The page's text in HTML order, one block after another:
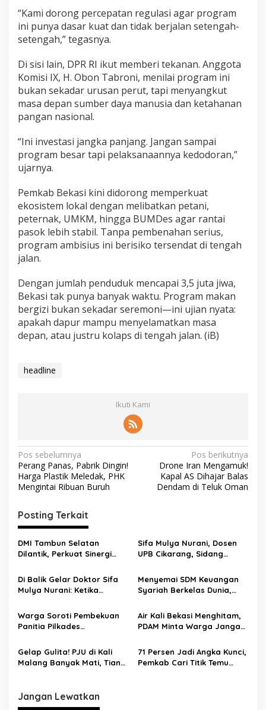
“Kami dorong percepatan regulasi agar program
ini punya dasar kuat dan tidak berjalan setengah-
setengah,” tegasnya.
Di sisi lain, DPR RI ikut memberi tekanan. Anggota
Komisi IX, H. Obon Tabroni, menilai program ini
bukan sekadar urusan perut, tapi menyangkut
masa depan sumber daya manusia dan ketahanan
pangan nasional.
“Ini investasi jangka panjang. Jangan sampai
program besar tapi pelaksanaannya kedodoran,”
ujarnya.
Pemkab Bekasi kini didorong memperkuat
ekosistem lokal dengan melibatkan petani,
peternak, UMKM, hingga BUMDes agar rantai
pasok lebih stabil. Tanpa pembenahan serius,
program ambisius ini berisiko tersendat di tengah
jalan.
Dengan jumlah penduduk mencapai 3,5 juta jiwa,
Bekasi tak punya banyak waktu. Program makan
bergizi bukan sekadar seremoni—ini ujian nyata:
apakah dapur mampu menyelamatkan masa
depan, atau justru kolaps di tengah jalan. (iB)
headline
Ikuti Kami
Pos sebelumnya
Perang Panas, Pabrik Dingin!
Harga Plastik Meledak, PHK
Mengintai Ribuan Buruh
Pos berikutnya
Drone Iran Mengamuk!
Kapal AS Dihajar Balas
Dendam di Teluk Oman
Posting Terkait
DMI Tambun Selatan
Dilantik, Perkuat Sinergi
Kemasjidan
Sifa Mulya Nurani, Dosen
UPB Cikarang, Sidang
dipimpin Prof. Dr. H. Aden
Rosadi Dosen UIN SGD asal
Bekasi
Di Balik Gelar Doktor Sifa
Mulya Nurani: Ketika
Menyelamatkan Masa
Depan Anak Indonesia
Menyemai SDM Keuangan
Syariah Berkelas Dunia,
Akreditasi Unggul
Warga Soroti Pembekuan
Panitia Pilkades
Intervensi
Air Kali Bekasi Menghitam,
PDAM Minta Warga Jangan
Gelap Gulita! PJU di Kali
Malang Banyak Mati, Tiang
71 Persen Jadi Angka Kunci,
Pemkab Cari Titik Temu
Jangan Lewatkan